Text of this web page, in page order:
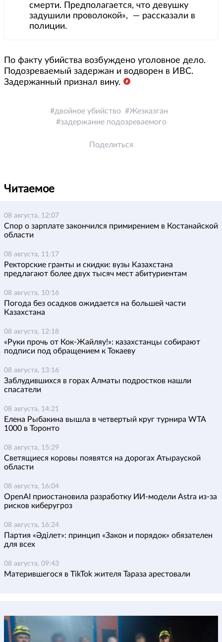
смерти. Предполагается, что девушку
задушили проволокой», — рассказали в
полиции.
По факту убийства возбуждено уголовное дело.
Подозреваемый задержан и водворен в ИВС.
Задержанный признал вину.
двойное убийство
Жезказган
задержание подозреваемого
Поделиться
Читаемое
08 августа, 12:07
Спор о зарплате закончился примирением в Костанайской
области
08 августа, 11:17
Ректорские гранты и скидки: вузы Казахстана
предлагают более двух тысяч мест абитуриентам
08 августа, 10:16
Погода без осадков ожидается на большей части
Казахстана
08 августа, 12:18
«Руки прочь от Кок-Жайляу!»: казахстанцы собирают
подписи под обращением к Токаеву
08 августа, 13:16
Заблудившихся в горах Алматы подростков нашли
спасатели
08 августа, 14:21
Елена Рыбакина вышла в четвертый круг турнира WTA
1000 в Торонто
08 августа, 15:29
Светящиеся коровы появятся на дорогах Атырауской
области
08 августа, 16:04
OpenAI приостановила разработку ИИ-модели Astra из-за
рисков киберугроз
08 августа, 16:24
Партия «Әділет»: принцип «Закон и порядок» обязателен
для всех
08 августа, 09:43
Матерившегося в TikTok жителя Тараза арестовали